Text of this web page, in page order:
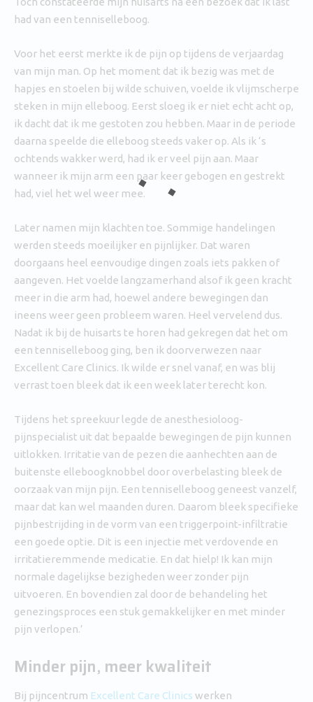
had van een tenniselleboog.
Voor het eerst merkte ik de pijn op tijdens de verjaardag
van mijn man. Op het moment dat ik bezig was met de
hapjes en stoelen bij wilde schuiven, voelde ik vlijmscherpe
steken in mijn elleboog. Eerst sloeg ik er niet echt acht op,
ik dacht dat ik me gestoten zou hebben. Maar in de periode
daarna speelde die elleboog steeds vaker op. Als ik ‘s
ochtends wakker werd, had ik er veel pijn aan. Maar
wanneer ik mijn arm een paar keer gebogen en gestrekt
had, viel het wel weer mee.
Later namen mijn klachten toe. Sommige handelingen
werden steeds moeilijker en pijnlijker. Dat waren
doorgaans heel eenvoudige dingen zoals iets pakken of
aangeven. Het voelde langzamerhand alsof ik geen kracht
meer in die arm had, hoewel andere bewegingen dan
ineens weer geen probleem waren. Heel vervelend dus.
Nadat ik bij de huisarts te horen had gekregen dat het om
een tenniselleboog ging, ben ik doorverwezen naar
Excellent Care Clinics. Ik wilde er snel vanaf, en was blij
verrast toen bleek dat ik een week later terecht kon.
Tijdens het spreekuur legde de anesthesioloog-
pijnspecialist uit dat bepaalde bewegingen de pijn kunnen
uitlokken. Irritatie van de pezen die aanhechten aan de
buitenste elleboogknobbel door overbelasting bleek de
oorzaak van mijn pijn. Een tenniselleboog geneest vanzelf,
maar dat kan wel maanden duren. Daarom bleek specifieke
pijnbestrijding in de vorm van een triggerpoint-infiltratie
een goede optie. Dit is een injectie met verdovende en
irritatieremmende medicatie. En dat hielp! Ik kan mijn
normale dagelijkse bezigheden weer zonder pijn
uitvoeren. En bovendien zal door de behandeling het
genezingsproces een stuk gemakkelijker en met minder
pijn verlopen.’
Minder pijn, meer kwaliteit
Bij pijncentrum Excellent Care Clinics werken